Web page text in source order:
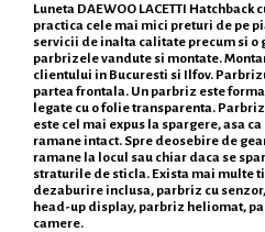
Luneta DAEWOO LACETTI
practica cele mai mici preturi de pe
servicii de inalta calitate precum si o
parbrizele vandute si montate.
clientului in Bucuresti si Ilfov.
partea frontala. Un parbriz este
legate cu o folie transparenta.
este cel mai expus la spargere, asa
ramane intact. Spre deosebire de
ramane la locul sau chiar daca se
straturile de sticla. Exista mai multe
dezaburire inclusa, parbriz cu
head-up display, parbriz heliomat,
camere.